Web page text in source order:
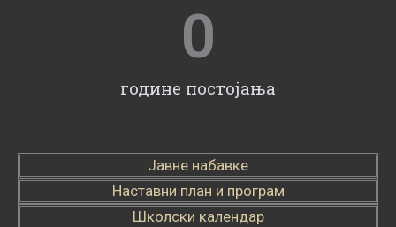
године постојања
0
Јавне набавке
Наставни план и програм
Школски календар